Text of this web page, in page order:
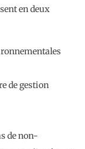
en deux
de gestion
de non-